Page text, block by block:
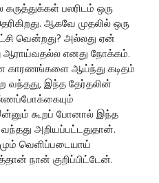
பலரிடம் ஒரு
ஆகவே முதலில் ஒரு
வென்றது? அல்லது ஏன்
ஆராய்வதல்ல எனது நோக்கம்.
காரணங்களை ஆய்ந்து கடிதம்
வந்தது, இந்த தேர்தலின்
கூறப் போனால் இந்த
அறியப்பட்டதுதான்.
வெளிப்படையாய்
நான் குறிப்பிட்டேன்.